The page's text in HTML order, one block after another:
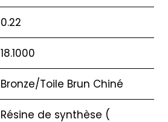
0.22
18.1000
Bronze/Toile Brun Chiné
Résine de synthèse (